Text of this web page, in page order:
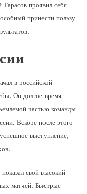
проявил себя
принести пользу
в российской
Он долгое время
частью команды
Вскоре после этого
выступление,
свой высокий
матчей. Быстрые